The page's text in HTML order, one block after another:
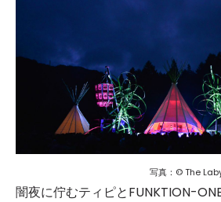
写真：© The
闇夜に佇むティピとFUNKTION-